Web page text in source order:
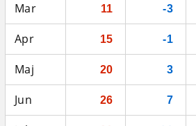
Mar 11 -3
Apr 15 -1
Maj 20 3
Jun 26 7